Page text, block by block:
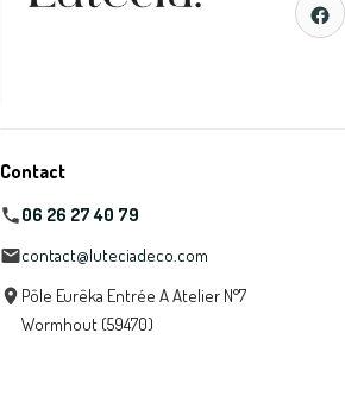
Contact
06 26 27 40 79
contact@luteciadeco.com
Pôle Eurêka Entrée A Atelier N°7
Wormhout (59470)